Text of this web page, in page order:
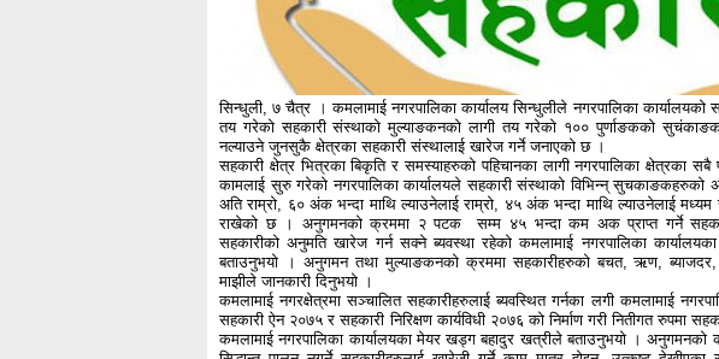
सिन्धुली, ७ चैत्र । कमलामाई नगरपालिका कार्यालय सिन्धुलीले नगरपालिका कार्यालयको
तय गरेको सहकारी संस्थाको मुल्याङकनको लागी तय गरेको १०० पुर्णाङकको
नल्याउने जुनसुकै क्षेत्रका सहकारी संस्थालाई खारेज गर्ने जनाएको छ ।
सहकारी क्षेत्र भित्रका बिकृति र समस्याहरुको पहिचानका लागी नगरपालिका क्षेत्रका
कामलाई सुरु गरेको नगरपालिका कार्यालयले सहकारी संस्थाको विभिन्न् सुचकाङकहरुको
अति राम्रो, ६० अंक भन्दा माथि ल्याउनेलाई राम्रो, ४५ अंक भन्दा माथि ल्याउनेलाई
राखेको छ । अनुगमनको क्रममा २ पटक सम्म ४५ भन्दा कम अक प्राप्त गर्ने
सहकारीको अनुमति खारेज गर्न सक्ने ब्यवस्था रहेको कमलामाई नगरपालिका
बताउनुभयो । अनुगमन तथा मुल्याङकनको क्रममा सहकारीहरुको बचत, ऋण,
माझीले जानकारी दिनुभयो ।
कमलामाई नगरक्षेत्रमा सञ्चालित सहकारीहरुलाई ब्यवस्थित गर्नका लगी कमलामाई
सहकारी ऐन २०७५ र सहकारी निरिक्षण कार्यविधी २०७६ को निर्माण गरी नितीगत रुपमा
कमलामाई नगरपालिका कार्यालयका मेयर खड्ग बहादुर खत्रीले बताउनुभयो । अनुगमनको